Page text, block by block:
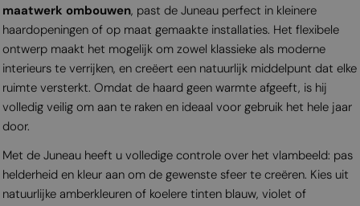
maatwerk ombouwen, past de Juneau perfect in kleinere
haardopeningen of op maat gemaakte installaties. Het flexibele
ontwerp maakt het mogelijk om zowel klassieke als moderne
interieurs te verrijken, en creëert een natuurlijk middelpunt dat elke
ruimte versterkt. Omdat de haard geen warmte afgeeft, is hij
volledig veilig om aan te raken en ideaal voor gebruik het hele jaar
door.
Met de Juneau heeft u volledige controle over het vlambeeld: pas
helderheid en kleur aan om de gewenste sfeer te creëren. Kies uit
natuurlijke amberkleuren of koelere tinten blauw, violet of